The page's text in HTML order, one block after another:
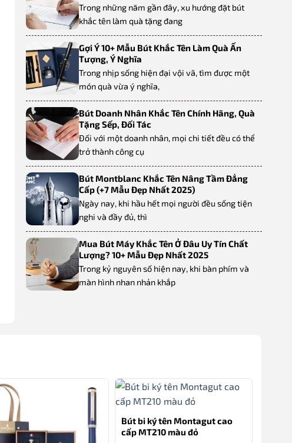
Trong những năm gần đây, xu hướng đặt bút
khắc tên làm quà tặng đang
Gợi Ý 10+ Mẫu Bút Khắc Tên Làm Quà Ấn
Tượng, Ý Nghĩa
Trong nhịp sống hiện đại vội vã, tìm được một
món quà vừa ý nghĩa,
Bút Doanh Nhân Khắc Tên Chính Hãng, Quà
Tặng Sếp, Đối Tác
Đối với một doanh nhân, mọi chi tiết đều có thể
trở thành công cụ
Bút Montblanc Khắc Tên Nâng Tầm Đẳng
Cấp (+7 Mẫu Đẹp Nhất 2025)
Ngày nay, khi hầu hết mọi người đều sống tiện
nghi và đầy đủ, thì
Mua Bút Máy Khắc Tên Ở Đâu Uy Tín Chất
Lượng? 10+ Mẫu Đẹp Nhất 2025
Trong kỷ nguyên số hiện nay, khi bàn phím và
màn hình nhan nhản khắp
Bút bi ký tên Montagut cao
cấp MT210 màu đỏ